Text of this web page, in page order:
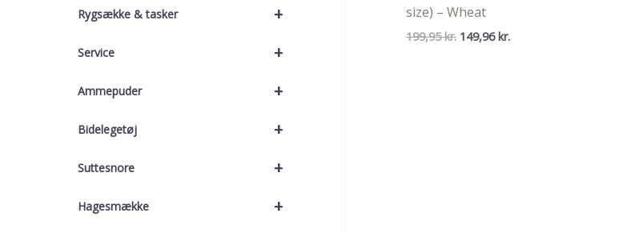
+
Rygsække & tasker
+
Service
+
Ammepuder
+
Bidelegetøj
+
Suttesnore
+
Hagesmække
size) – Wheat
199,95kr. Den
149,96kr.